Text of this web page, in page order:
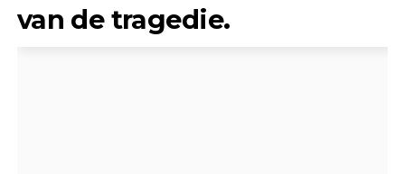
van de tragedie.